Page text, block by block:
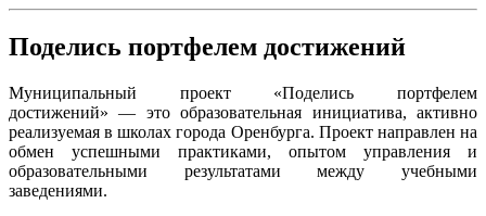
Поделись портфелем достижений
Муниципальный проект «Поделись портфелем
достижений» — это образовательная инициатива, активно
реализуемая в школах города Оренбурга. Проект направлен на
обмен успешными практиками, опытом управления и
образовательными результатами между учебными
заведениями.